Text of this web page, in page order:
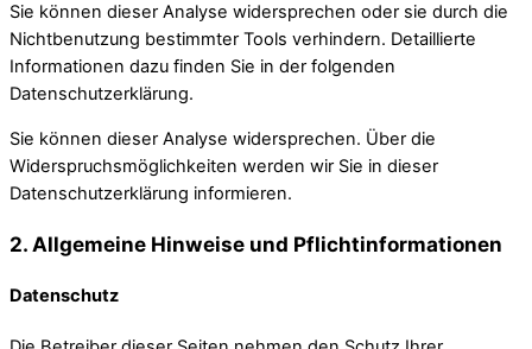
Sie können dieser Analyse widersprechen oder sie durch die
Nichtbenutzung bestimmter Tools verhindern. Detaillierte
Informationen dazu finden Sie in der folgenden
Datenschutzerklärung.
Sie können dieser Analyse widersprechen. Über die
Widerspruchsmöglichkeiten werden wir Sie in dieser
Datenschutzerklärung informieren.
2. Allgemeine Hinweise und Pflichtinformationen
Datenschutz